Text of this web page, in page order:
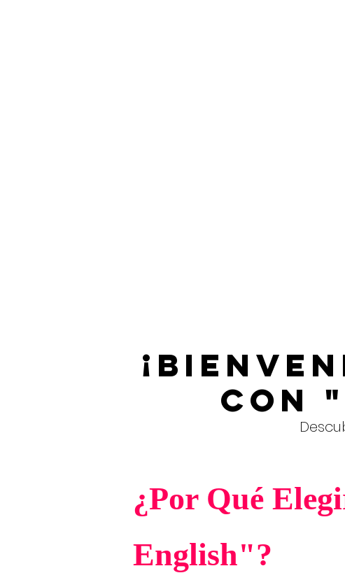
con
¿Por Qué
English"?